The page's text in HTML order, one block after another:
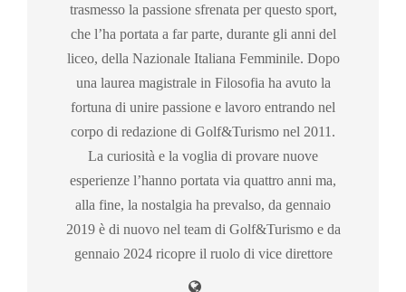
trasmesso la passione sfrenata per questo sport,
che l’ha portata a far parte, durante gli anni del
liceo, della Nazionale Italiana Femminile. Dopo
una laurea magistrale in Filosofia ha avuto la
fortuna di unire passione e lavoro entrando nel
corpo di redazione di Golf&Turismo nel 2011.
La curiosità e la voglia di provare nuove
esperienze l’hanno portata via quattro anni ma,
alla fine, la nostalgia ha prevalso, da gennaio
2019 è di nuovo nel team di Golf&Turismo e da
gennaio 2024 ricopre il ruolo di vice direttore